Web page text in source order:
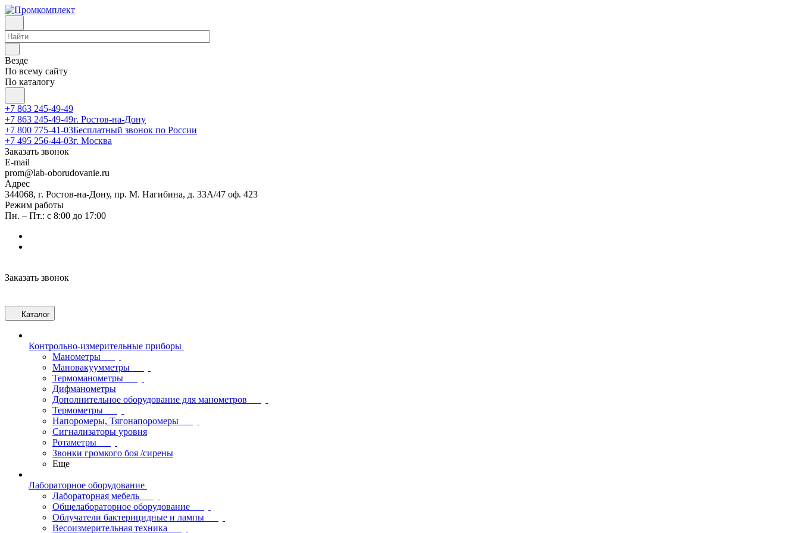
Везде
По всему сайту
По каталогу
+7 863 245-49-49
+7 863 245-49-49г. Ростов-на-Дону
+7 800 775-41-03Бесплатный звонок по России
+7 495 256-44-03г. Москва
Заказать звонок
E-mail
prom@lab-oborudovanie.ru
Адрес
344068, г. Ростов-на-Дону, пр. М. Нагибина, д. 33А/47 оф. 423
Режим работы
Пн. – Пт.: с 8:00 до 17:00
Заказать звонок
Каталог
Контрольно-измерительные приборы
Манометры
Мановакуумметры
Термоманометры
Дифманометры
Дополнительное оборудование для манометров
Термометры
Напоромеры, Тягонапоромеры
Сигнализаторы уровня
Ротаметры
Звонки громкого боя /сирены
Еще
Лабораторное оборудование
Лабораторная мебель
Общелабораторное оборудование
Облучатели бактерицидные и лампы
Весоизмерительная техника